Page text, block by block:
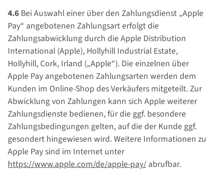
4.6 Bei Auswahl einer über den Zahlungsdienst „Apple
Pay“ angebotenen Zahlungsart erfolgt die
Zahlungsabwicklung durch die Apple Distribution
International (Apple), Hollyhill Industrial Estate,
Hollyhill, Cork, Irland („Apple“). Die einzelnen über
Apple Pay angebotenen Zahlungsarten werden dem
Kunden im Online-Shop des Verkäufers mitgeteilt. Zur
Abwicklung von Zahlungen kann sich Apple weiterer
Zahlungsdienste bedienen, für die ggf. besondere
Zahlungsbedingungen gelten, auf die der Kunde ggf.
gesondert hingewiesen wird. Weitere Informationen zu
Apple Pay sind im Internet unter
https://www.apple.com/de/apple-pay/ abrufbar.